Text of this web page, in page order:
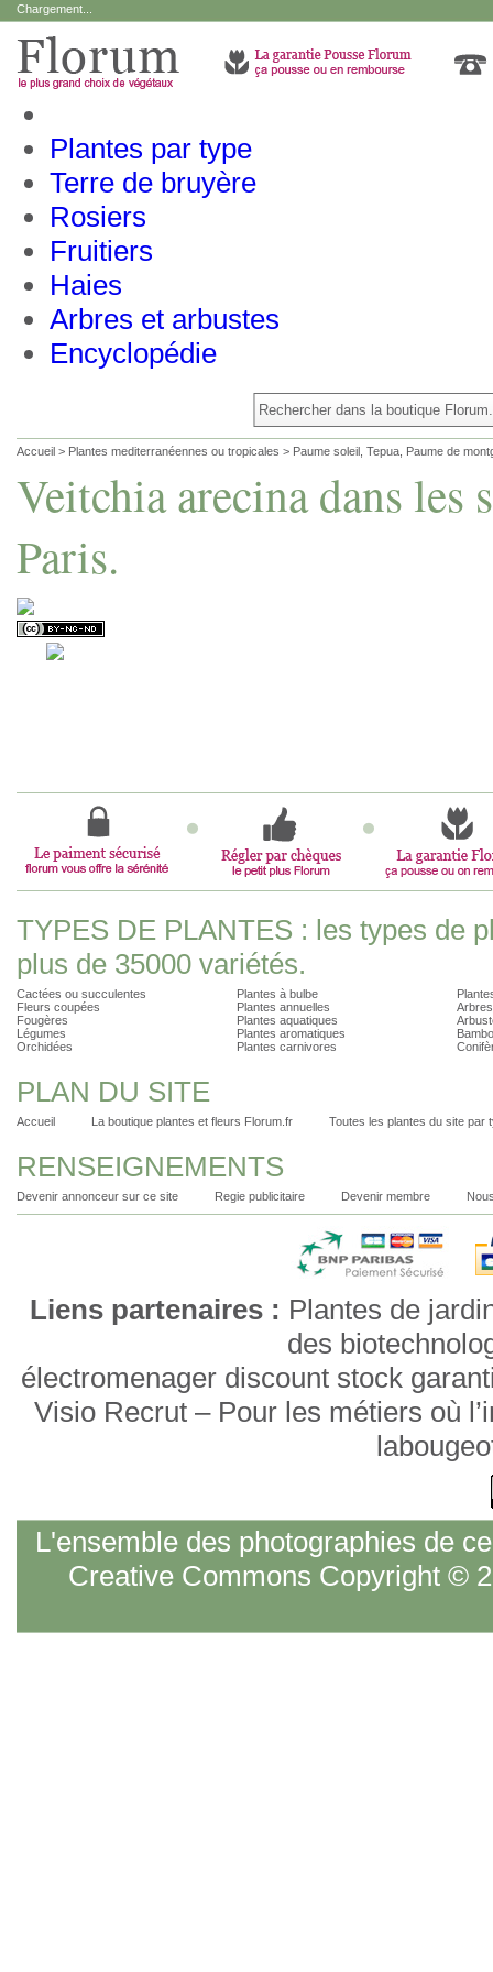
Chargement...
Plantes par type
Terre de bruyère
Rosiers
Fruitiers
Haies
Arbres et arbustes
Encyclopédie
Accueil > Plantes mediterranéennes ou tropicales > Paume soleil, Tepua, Paume de
Veitchia arecina dans les
Paris.
TYPES DE PLANTES : les types de
plus de 35000 variétés.
Cactées ou succulentes
Fleurs coupées
Fougères
Légumes
Orchidées
Plantes à bulbe
Plantes annuelles
Plantes aquatiques
Plantes aromatiques
Plantes carnivores
PLAN DU SITE
Accueil La boutique plantes et fleurs Florum.fr Toutes les plantes du site par
RENSEIGNEMENTS
Devenir annonceur sur ce site Regie publicitaire Devenir membre
Liens partenaires : Plantes de
des
électromenager discount stock
Visio Recrut – Pour les métiers où
L'ensemble des photographies de
Creative Commons Copyright ©